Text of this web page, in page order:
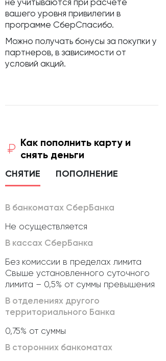
не учитываются при расчёте
вашего уровня привилегии в
программе СберСпасибо.
Можно получать бонусы за покупки у
партнеров, в зависимости от
условий акций.
Как пополнить карту и
снять деньги
СНЯТИЕ ПОПОЛНЕНИЕ
В банкоматах СберБанка
Не осуществляется
В кассах СберБанка
Без комиссии в пределах лимита
Свыше установленного суточного
лимита – 0,5% от суммы превышения
В отделениях другого
территориального Банка
0,75% от суммы
В сторонних банкоматах